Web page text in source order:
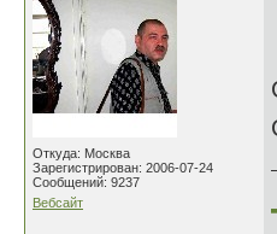
Откуда: Москва
Зарегистрирован: 2006-07-24
Сообщений: 9237
Вебсайт